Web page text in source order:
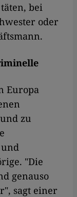
bei
oder
Europa
zu
"Die
genauso
sagt einer